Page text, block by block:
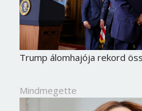
Trump álomhajója rekord
Mindmegette